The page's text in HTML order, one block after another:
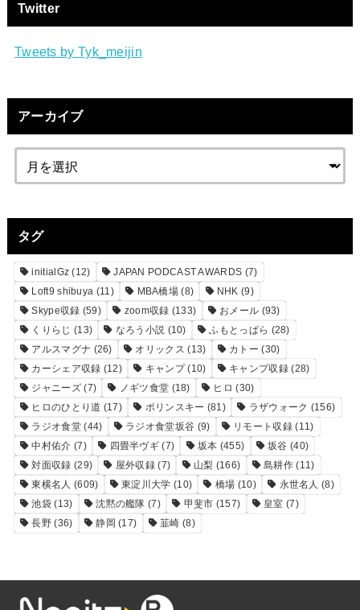
Twitter
Tweets by Tyk_meijin
アーカイブ
タグ
initialGz (12) JAPAN PODCAST AWARDS (7)
Loft9 shibuya (11) MBA橋場 (8) NHK (9)
Skype収録 (59) zoom収録 (133) おメール (93)
くりらじ (13) なろう小説 (10) ふもとっぱら (28)
アルスマグナ (26) オリックス (13) カトー (30)
カーシェア収録 (12) キャンプ(10) キャンプ収録(28)
ジャニーズ(7) ノギツ食堂 (18) ヒロ (30)
ヒロのひとり道 (17) ポリンスキー (81) ラザウォーク (156)
ラジオ食堂(44) ラジオ食堂坂谷 (9) リモート収録(11)
中村佑介 (7) 四畳半ヴギ (7) 坂本 (455) 坂谷 (40)
対面収録 (29) 屋外収録 (7) 山梨 (166) 島耕作(11)
東横名人 (609) 東淀川大学 (10) 橋場 (10) 永世名人 (8)
池袋 (13) 沈黙の艦隊 (7) 甲斐市 (157) 皇室 (7)
長野 (36) 静岡 (17) 韮崎 (8)